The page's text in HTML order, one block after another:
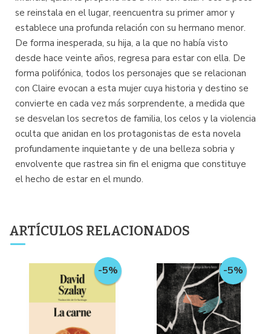
se reinstala en el lugar, reencuentra su primer amor y
establece una profunda relación con su hermano menor.
De forma inesperada, su hija, a la que no había visto
desde hace veinte años, regresa para estar con ella. De
forma polifónica, todos los personajes que se relacionan
con Claire evocan a esta mujer cuya historia y destino se
convierte en cada vez más sorprendente, a medida que
se desvelan los secretos de familia, los celos y la violencia
oculta que anidan en los protagonistas de esta novela
profundamente inquietante y de una belleza sobria y
envolvente que rastrea sin fin el enigma que constituye
el hecho de estar en el mundo.
ARTÍCULOS RELACIONADOS
-5% -5%